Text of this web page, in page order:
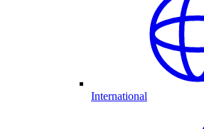
International